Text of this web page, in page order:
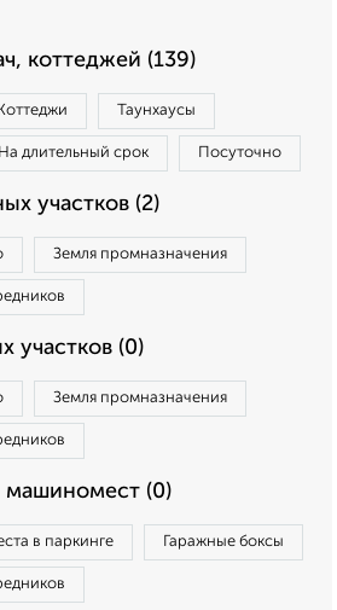
коттеджей (139)
Коттеджи Таунхаусы
На длительный срок Посуточно
участков (2)
Земля промназначения
участков (0)
Земля промназначения
машиномест (0)
в паркинге Гаражные боксы